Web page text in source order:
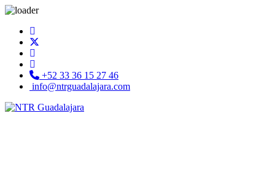
+52 33 36 15 27 46
info@ntrguadalajara.com